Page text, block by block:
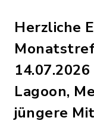
Herzliche
Lagoon,
jüngere